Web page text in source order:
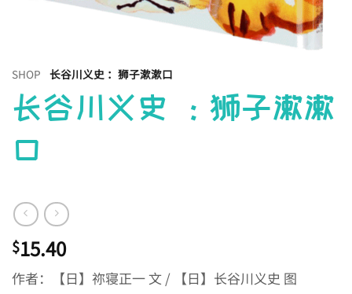
SHOP 长谷川义史 ：狮子漱漱口
长谷川义史 ：狮子漱漱
口
$15.40
作者：【日】祢寝正一 文 / 【日】长谷川义史 图